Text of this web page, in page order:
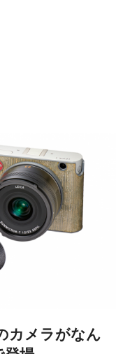
カメラがなん